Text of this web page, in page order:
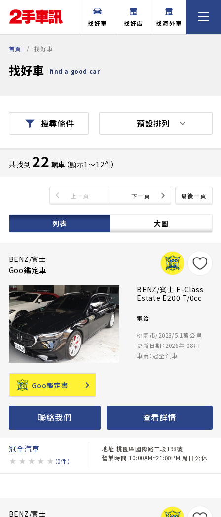
找好車 找好店 找海外車
首頁 找好車
找好車 find a good car
搜尋條件
共找到 22 輛車（顯示1〜12件）
最後一頁
上一頁 下一頁
列表 大圖
預設排列
BENZ/賓士
Goo鑑定車
BENZ/賓士 E-Class
Estate E200 T/0cc
電洽
桃園市/2023/5.1萬公里
更新日期：2026年 08月
車商：冠全汽車
Goo鑑定書
聯絡我們 查看詳情
冠全汽車
★ ★ ★ ★ ★ （0件）
地址:桃園區國際路二段198號
營業時間:10:00AM~21:00PM 周日公休
BENZ/賓士